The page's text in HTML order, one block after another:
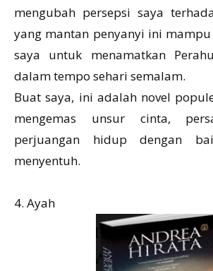
mengubah persepsi saya
yang mantan penyanyi ini
saya untuk menamatkan
dalam tempo sehari semalam.
Buat saya, ini adalah novel
mengemas unsur cinta,
perjuangan hidup dengan
menyentuh.
4. Ayah